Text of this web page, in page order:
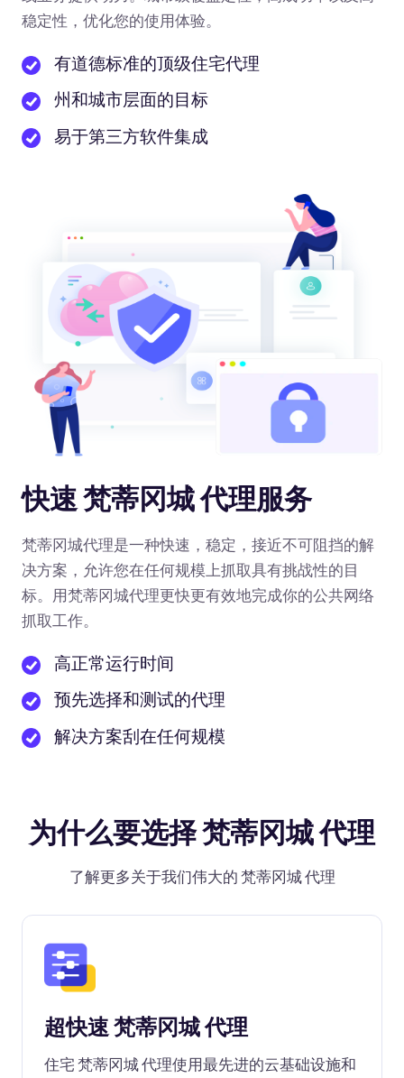
稳定性，优化您的使用体验。
有道德标准的顶级住宅代理
州和城市层面的目标
易于第三方软件集成
快速 梵蒂冈城 代理服务
梵蒂冈城代理是一种快速，稳定，接近不可阻挡的解
决方案，允许您在任何规模上抓取具有挑战性的目
标。用梵蒂冈城代理更快更有效地完成你的公共网络
抓取工作。
高正常运行时间
预先选择和测试的代理
解决方案刮在任何规模
为什么要选择 梵蒂冈城 代理
了解更多关于我们伟大的 梵蒂冈城 代理
超快速 梵蒂冈城 代理
住宅 梵蒂冈城 代理使用最先进的云基础设施和